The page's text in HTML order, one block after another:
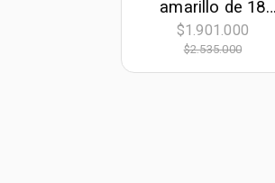
amarillo de 18
Kilates, Gota
$1.901.000
$2.535.000